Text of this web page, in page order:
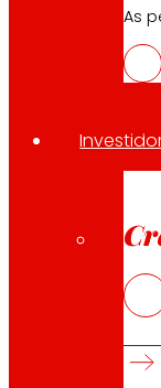
As
Atención ao
EROSKI
Quen
Investidores